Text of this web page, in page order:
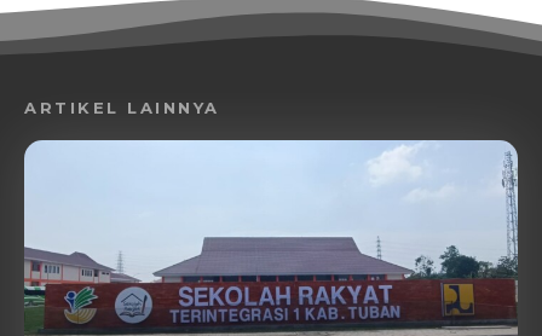
ARTIKEL LAINNYA